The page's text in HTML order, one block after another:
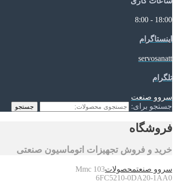
18:00 - 8:00
اینستاگرام
servosanatt
تلگرام
سروو صنعت
جستجو برای:
جستجو
فروشگاه
خرید و فروش تجهیزات اتوماسیون صنعتی
سروو صنعتمحصولاتMmc 103
6FC5210-0DA20-1AA0